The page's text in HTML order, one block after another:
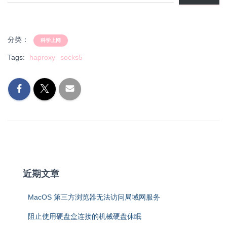
分类： 科学上网
Tags: haproxy socks5
近期文章
MacOS 第三方浏览器无法访问局域网服务
阻止使用硬盘盒连接的机械硬盘休眠